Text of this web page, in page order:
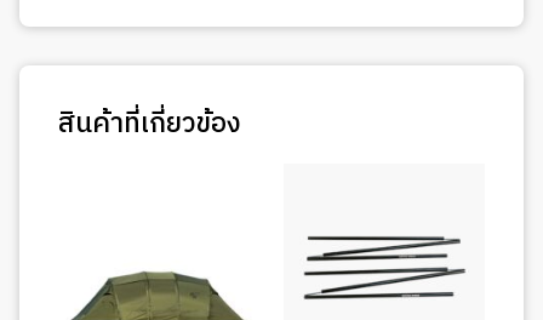
สินค้าที่เกี่ยวข้อง